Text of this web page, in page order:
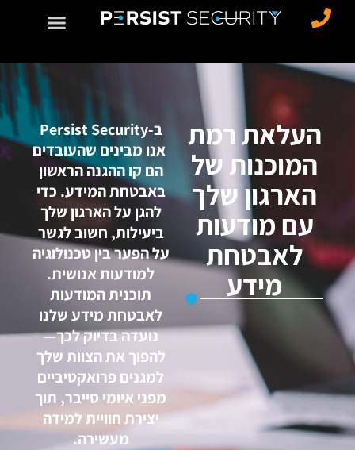
העלאת רמת
המוכנות של
הארגון שלך
עם מודעות
לאבטחת
מידע
ב-Persist Security
אנו מבינים שהעובדים
הם קו ההגנה הראשון
באבטחת המידע. כדי
להגן על הארגון שלך
ביעילות, חשוב לגשר
על הפער בין טכנולוגיה
למודעות אנושית.
תוכנית המודעות
לאבטחת מידע שלנו
נועדה בדיוק לכך—
להפוך את הצוות שלך
למגנים פרואקטיביים
מפני איומי סייבר, תוך
יצירת חוויית למידה
מעשירה.